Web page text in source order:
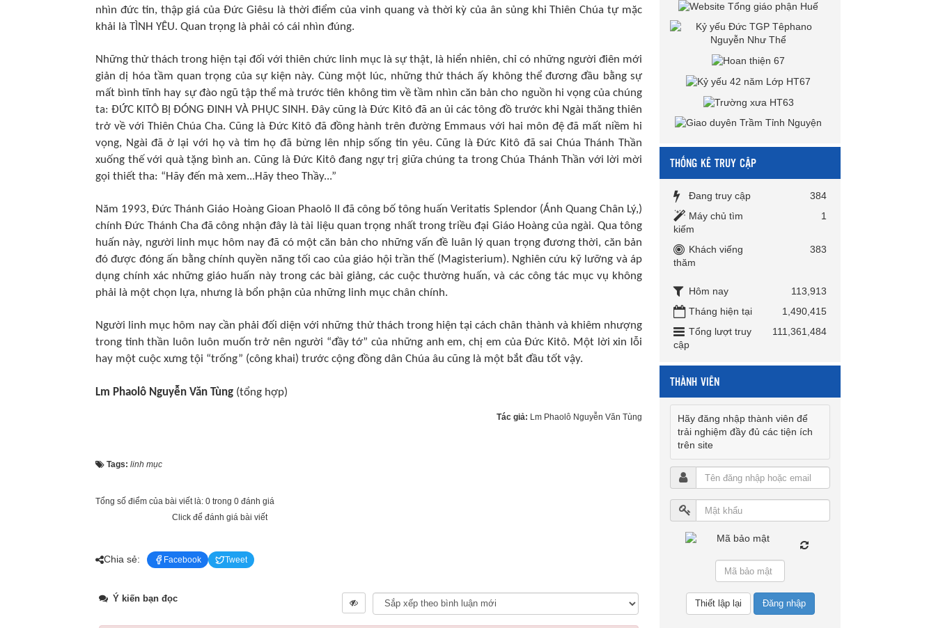
nhìn đức tin, thập giá của Ðức Giêsu là thời điểm của vinh quang và thời kỳ của ân sủng khi Thiên Chúa tự mặc
khải là TÌNH YÊU. Quan trọng là phải có cái nhìn đúng.
Những thử thách trong hiện tại đối với thiên chức linh mục là sự thật, là hiển nhiên, chỉ có những người điên mới
giản dị hóa tầm quan trọng của sự kiện này. Cùng một lúc, những thử thách ấy không thể đương đầu bằng sự
mất bình tĩnh hay sự đào ngũ tập thể mà trước tiên không tìm về tầm nhìn căn bản cho nguồn hi vọng của chúng
ta: ÐỨC KITÔ BỊ ÐÓNG ÐINH VÀ PHỤC SINH. Ðây cũng là Ðức Kitô đã an ủi các tông đồ trước khi Ngài thăng thiên
trở về với Thiên Chúa Cha. Cũng là Ðức Kitô đã đồng hành trên đường Emmaus với hai môn đệ đã mất niềm hi
vọng, Ngài đã ở lại với họ và tim họ đã bừng lên nhịp sống tin yêu. Cũng là Ðức Kitô đã sai Chúa Thánh Thần
xuống thế với quà tặng bình an. Cũng là Ðức Kitô đang ngự trị giữa chúng ta trong Chúa Thánh Thần với lời mời
gọi thiết tha: “Hãy đến mà xem...Hãy theo Thầy...”
Năm 1993, Ðức Thánh Giáo Hoàng Gioan Phaolô II đã công bố tông huấn Veritatis Splendor (Ánh Quang Chân Lý,)
chính Ðức Thánh Cha đã công nhận đây là tài liệu quan trọng nhất trong triều đại Giáo Hoàng của ngài. Qua tông
huấn này, người linh mục hôm nay đã có một căn bản cho những vấn đề luân lý quan trọng đương thời, căn bản
đó được đóng ấn bằng chính quyền năng tối cao của giáo hội trần thế (Magisterium). Nghiên cứu kỹ lưỡng và áp
dụng chính xác những giáo huấn này trong các bài giảng, các cuộc thường huấn, và các công tác mục vụ không
phải là một chọn lựa, nhưng là bổn phận của những linh mục chân chính.
Người linh mục hôm nay cần phải đối diện với những thử thách trong hiện tại cách chân thành và khiêm nhượng
trong tinh thần luôn luôn muốn trở nên người “đầy tớ” của những anh em, chị em của Ðức Kitô. Một lời xin lỗi
hay một cuộc xưng tội “trống” (công khai) trước cộng đồng dân Chúa âu cũng là một bắt đầu tốt vậy.
Lm Phaolô Nguyễn Văn Tùng (tổng hợp)
Tác giả: Lm Phaolô Nguyễn Văn Tùng
Tags: linh mục
Tổng số điểm của bài viết là: 0 trong 0 đánh giá
Click để đánh giá bài viết
Chia sẻ: Facebook Tweet
Ý kiến bạn đọc
THỐNG KÊ TRUY CẬP
Đang truy cập
384
Máy chủ tìm
kiếm
1
Khách viếng
thăm
383
Hôm nay
113,913
Tháng hiện tại
1,490,415
Tổng lượt truy
cập
111,361,484
THÀNH VIÊN
Hãy đăng nhập thành viên để
trải nghiệm đầy đủ các tiện ích
trên site
Đăng nhập